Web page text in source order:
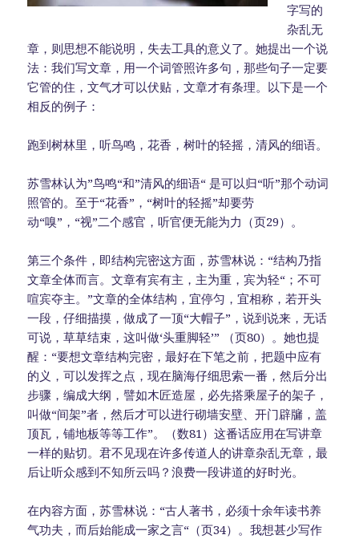
字写的
杂乱无
章，则思想不能说明，失去工具的意义了。她提出一个说
法：我们写文章，用一个词管照许多句，那些句子一定要
它管的住，文气才可以伏贴，文章才有条理。以下是一个
相反的例子：
跑到树林里，听鸟鸣，花香，树叶的轻摇，清风的细语。
苏雪林认为”鸟鸣“和”清风的细语“ 是可以归“听”那个动词
照管的。至于“花香”，“树叶的轻摇”却要劳
动“嗅”，“视”二个感官，听官便无能为力（页29）。
第三个条件，即结构完密这方面，苏雪林说：“结构乃指
文章全体而言。文章有宾有主，主为重，宾为轻“；不可
喧宾夺主。”文章的全体结构，宜停匀，宜相称，若开头
一段，仔细描摸，做成了一顶“大帽子”，说到说来，无话
可说，草草结束，这叫做‘头重脚轻’” （页80）。她也提
醒：“要想文章结构完密，最好在下笔之前，把题中应有
的义，可以发挥之点，现在脑海仔细思索一番，然后分出
步骤，编成大纲，譬如木匠造屋，必先搭乘屋子的架子，
叫做“间架”者，然后才可以进行砌墙安壁、开门辟牖，盖
顶瓦，铺地板等等工作”。（数81）这番话应用在写讲章
一样的贴切。君不见现在许多传道人的讲章杂乱无章，最
后让听众感到不知所云吗？浪费一段讲道的好时光。
在内容方面，苏雪林说：“古人著书，必须十余年读书养
气功夫，而后始能成一家之言“（页34）。我想甚少写作